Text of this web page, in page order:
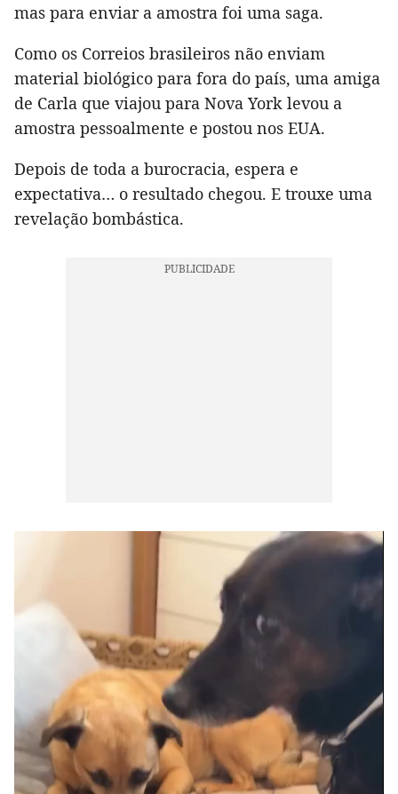
mas para enviar a amostra foi uma saga.
Como os Correios brasileiros não enviam
material biológico para fora do país, uma amiga
de Carla que viajou para Nova York levou a
amostra pessoalmente e postou nos EUA.
Depois de toda a burocracia, espera e
expectativa… o resultado chegou. E trouxe uma
revelação bombástica.